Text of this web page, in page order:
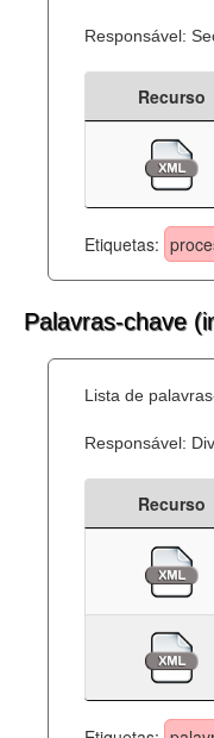
Responsável:
Recurso
Etiquetas:
Palavras-chave
Lista de
Responsável:
Recurso